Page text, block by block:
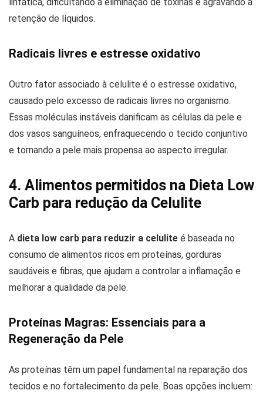
retenção de líquidos.
Radicais livres e estresse oxidativo
Outro fator associado à celulite é o estresse oxidativo,
causado pelo excesso de radicais livres no organismo.
Essas moléculas instáveis danificam as células da pele e
dos vasos sanguíneos, enfraquecendo o tecido conjuntivo
e tornando a pele mais propensa ao aspecto irregular.
4. Alimentos permitidos na Dieta Low
Carb para redução da Celulite
A dieta low carb para reduzir a celulite é baseada no
consumo de alimentos ricos em proteínas, gorduras
saudáveis e fibras, que ajudam a controlar a inflamação e
melhorar a qualidade da pele.
Proteínas Magras: Essenciais para a
Regeneração da Pele
As proteínas têm um papel fundamental na reparação dos
tecidos e no fortalecimento da pele. Boas opções incluem: